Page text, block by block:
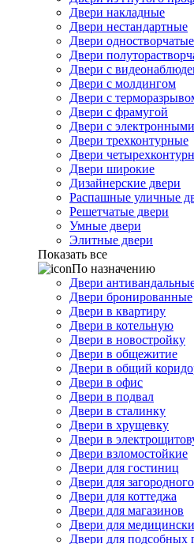
Двери накладные
Двери нестандартные
Двери одностворчатые
Двери
Двери с
Двери с молдингом
Двери с
Двери с фрамугой
Двери с
Двери трехконтурные
Двери
Двери широкие
Дизайнерские двери
Распашные уличные
Решетчатые двери
Умные двери
Элитные двери
Показать все
По назначению
Двери
Двери бронированные
Двери в квартиру
Двери в котельную
Двери в новостройку
Двери в общежитие
Двери в общий
Двери в офис
Двери в подвал
Двери в сталинку
Двери в хрущевку
Двери в
Двери взломостойкие
Двери для гостиниц
Двери для
Двери для коттеджа
Двери для магазинов
Двери для
Двери для подсобных